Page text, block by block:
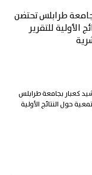
طرابلس تحتضن
الأولية للتقرير
شهد مدرج رشيد كعبار بجامعة طرابلس
حول النتائج الأولية